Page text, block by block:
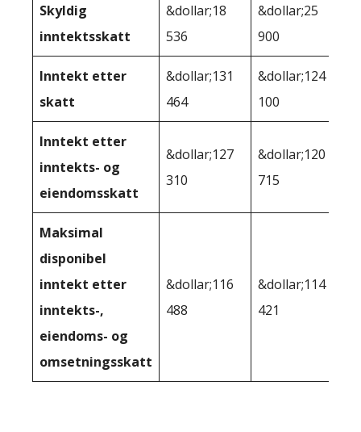
Skyldig
inntektsskatt
&dollar;18
536
&dollar;25
900
Inntekt etter
skatt
&dollar;131
464
&dollar;124
100
Inntekt etter
inntekts- og
eiendomsskatt
&dollar;127
310
&dollar;120
715
Maksimal
disponibel
inntekt etter
inntekts-,
eiendoms- og
omsetningsskatt
&dollar;116
488
&dollar;114
421